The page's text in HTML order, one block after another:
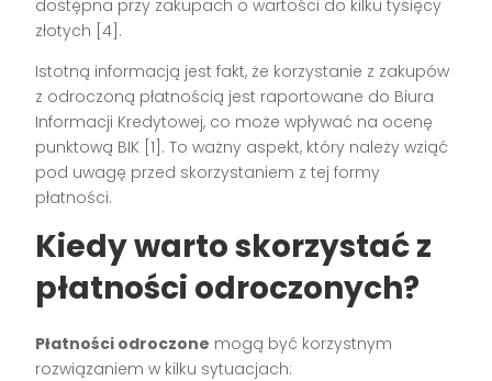
dostępna przy zakupach o wartości do kilku tysięcy
złotych [4].
Istotną informacją jest fakt, że korzystanie z zakupów
z odroczoną płatnością jest raportowane do Biura
Informacji Kredytowej, co może wpływać na ocenę
punktową BIK [1]. To ważny aspekt, który należy wziąć
pod uwagę przed skorzystaniem z tej formy
płatności.
Kiedy warto skorzystać z
płatności odroczonych?
Płatności odroczone mogą być korzystnym
rozwiązaniem w kilku sytuacjach: